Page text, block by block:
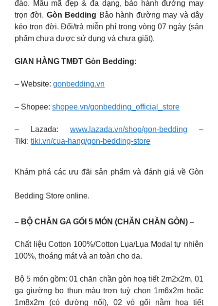
đáo. Mẫu mã đẹp & đa dạng, bảo hành đường may
trọn đời. Gòn Bedding Bảo hành đường may và dây
kéo trọn đời. Đổi/trả miễn phí trong vòng 07 ngày (sản
phẩm chưa được sử dụng và chưa giặt).
GIAN HÀNG TMĐT Gòn Bedding:
– Website: gonbedding.vn
– Shopee: shopee.vn/gonbedding_official_store
– Lazada: www.lazada.vn/shop/gon-bedding –
Tiki: tiki.vn/cua-hang/gon-bedding-store
Khám phá các ưu đãi sản phẩm và đánh giá về Gòn
Bedding Store online.
– BỘ CHĂN GA GỐI 5 MÓN (CHĂN CHẦN GÒN) –
Chất liệu Cotton 100%/Cotton Lụa/Lụa Modal tự nhiên
100%, thoáng mát và an toàn cho da.
Bộ 5 món gồm: 01 chăn chần gòn hoạ tiết 2m2x2m, 01
ga giường bo thun màu trơn tuỳ chọn 1m6x2m hoặc
1m8x2m (có đường nối), 02 vỏ gối nằm hoạ tiết